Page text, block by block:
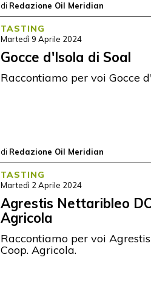
di Redazione Oil Meridian
TASTING
Martedì 9 Aprile 2024
Gocce d'Isola di Soal
Raccontiamo per voi Gocce
di Redazione Oil Meridian
TASTING
Martedì 2 Aprile 2024
Agrestis Nettaribleo
Agricola
Raccontiamo per voi
Coop. Agricola.